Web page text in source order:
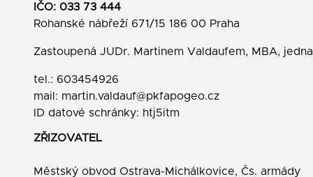
IČO: 033 73 444
Rohanské nábřeží 671/15 186 00 Praha
Zastoupená JUDr. Martinem Valdaufem, MBA,
tel.: 603454926
mail: martin.valdauf@pkfapogeo.cz
ID datové schránky: htj5itm
ZŘIZOVATEL
Městský obvod Ostrava-Michálkovice, Čs. armády